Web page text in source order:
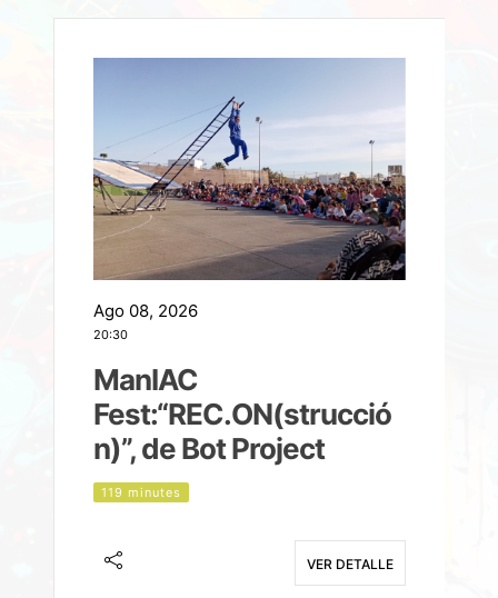
Ago 08, 2026
20:30
ManIAC
Fest:“REC.ON(strucció
n)”, de Bot Project
119 minutes
VER DETALLE